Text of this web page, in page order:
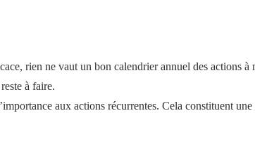
rien ne vaut un bon calendrier annuel des actions à
à faire.
aux actions récurrentes. Cela constituent